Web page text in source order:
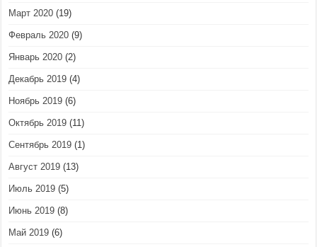
Март 2020 (19)
Февраль 2020 (9)
Январь 2020 (2)
Декабрь 2019 (4)
Ноябрь 2019 (6)
Октябрь 2019 (11)
Сентябрь 2019 (1)
Август 2019 (13)
Июль 2019 (5)
Июнь 2019 (8)
Май 2019 (6)